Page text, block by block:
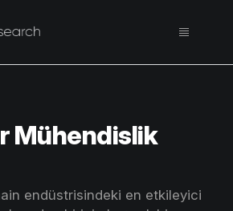
Mühendislik
endüstrisindeki en etkileyici